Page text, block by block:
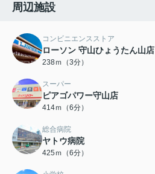
周辺施設
コンビニエンスストア
ローソン 守山ひょうたん山店
238ｍ（3分）
スーパー
ピアゴパワー守山店
414ｍ（6分）
総合病院
ヤトウ病院
425ｍ（6分）